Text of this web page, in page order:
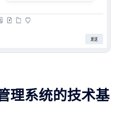
理系统的技术基